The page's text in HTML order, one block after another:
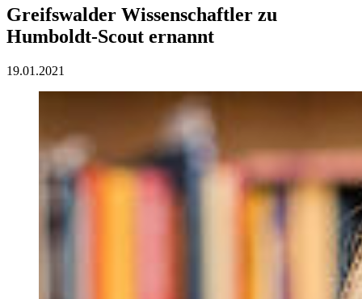
Greifswalder Wissenschaftler zu
Humboldt-Scout ernannt
19.01.2021